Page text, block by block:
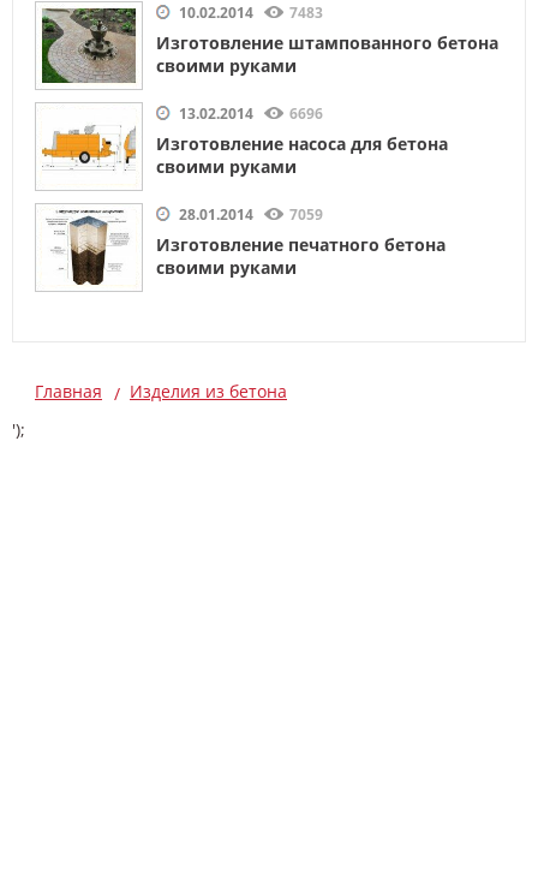
10.02.2014 7483
Изготовление штампованного бетона
своими руками
13.02.2014 6696
Изготовление насоса для бетона
своими руками
28.01.2014 7059
Изготовление печатного бетона
своими руками
Главная
Изделия из бетона
');